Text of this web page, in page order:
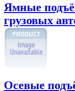
Ямные
грузовых
Осевые